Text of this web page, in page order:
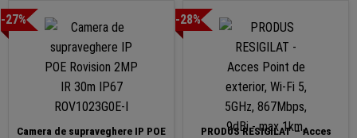
-27%
Camera de supraveghere IP POE
-28%
PRODUS RESIGILAT – Acces